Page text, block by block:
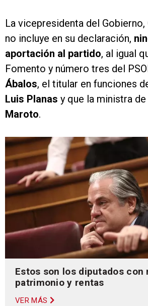
La vicepresidenta del Gobierno,
no incluye en su declaración,
aportación al partido, al igual
Fomento y número tres del
Ábalos, el titular en funciones
Luis Planas y que la ministra
Maroto.
Estos son los diputados con
patrimonio y rentas
VER MÁS